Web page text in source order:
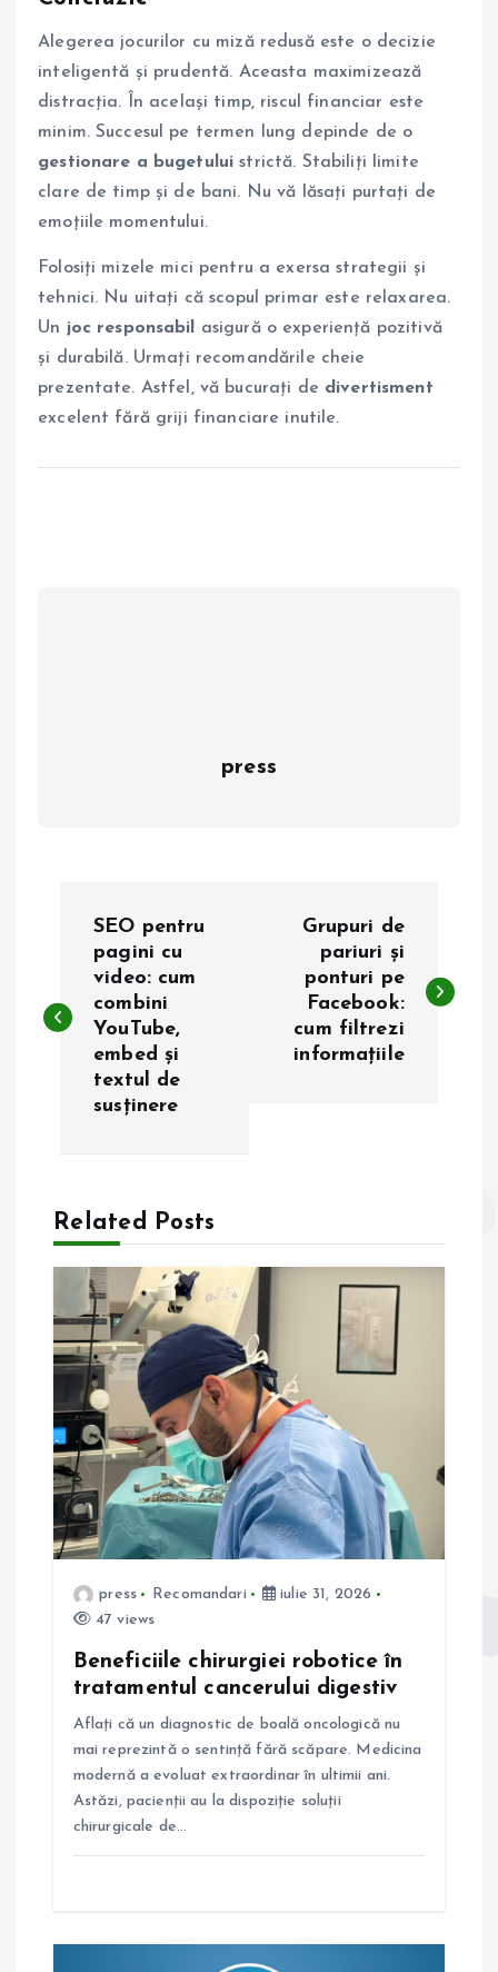
Alegerea jocurilor cu miză redusă este o decizie
inteligentă și prudentă. Aceasta maximizează
distracția. În același timp, riscul financiar este
minim. Succesul pe termen lung depinde de o
gestionare a bugetului strictă. Stabiliți limite
clare de timp și de bani. Nu vă lăsați purtați de
emoțiile momentului.
Folosiți mizele mici pentru a exersa strategii și
tehnici. Nu uitați că scopul primar este relaxarea.
Un joc responsabil
asigură o experiență pozitivă
și durabilă. Urmați recomandările cheie
prezentate. Astfel, vă bucurați de divertisment
excelent fără griji financiare inutile.
press
v
r
a
r
t
SEO pentru
pagini cu
video: cum
combini
YouTube,
embed și
textul de
susținere
Grupuri de
pariuri și
ponturi pe
Facebook:
cum filtrezi
informațiile
Related Posts
press Recomandari
iulie 31, 2026
47 views
Beneficiile chirurgiei robotice în
tratamentul cancerului digestiv
Aflați că un diagnostic de boală oncologică nu
mai reprezintă o sentință fără scăpare. Medicina
modernă a evoluat extraordinar în ultimii ani.
Astăzi, pacienții au la dispoziție soluții
chirurgicale de…